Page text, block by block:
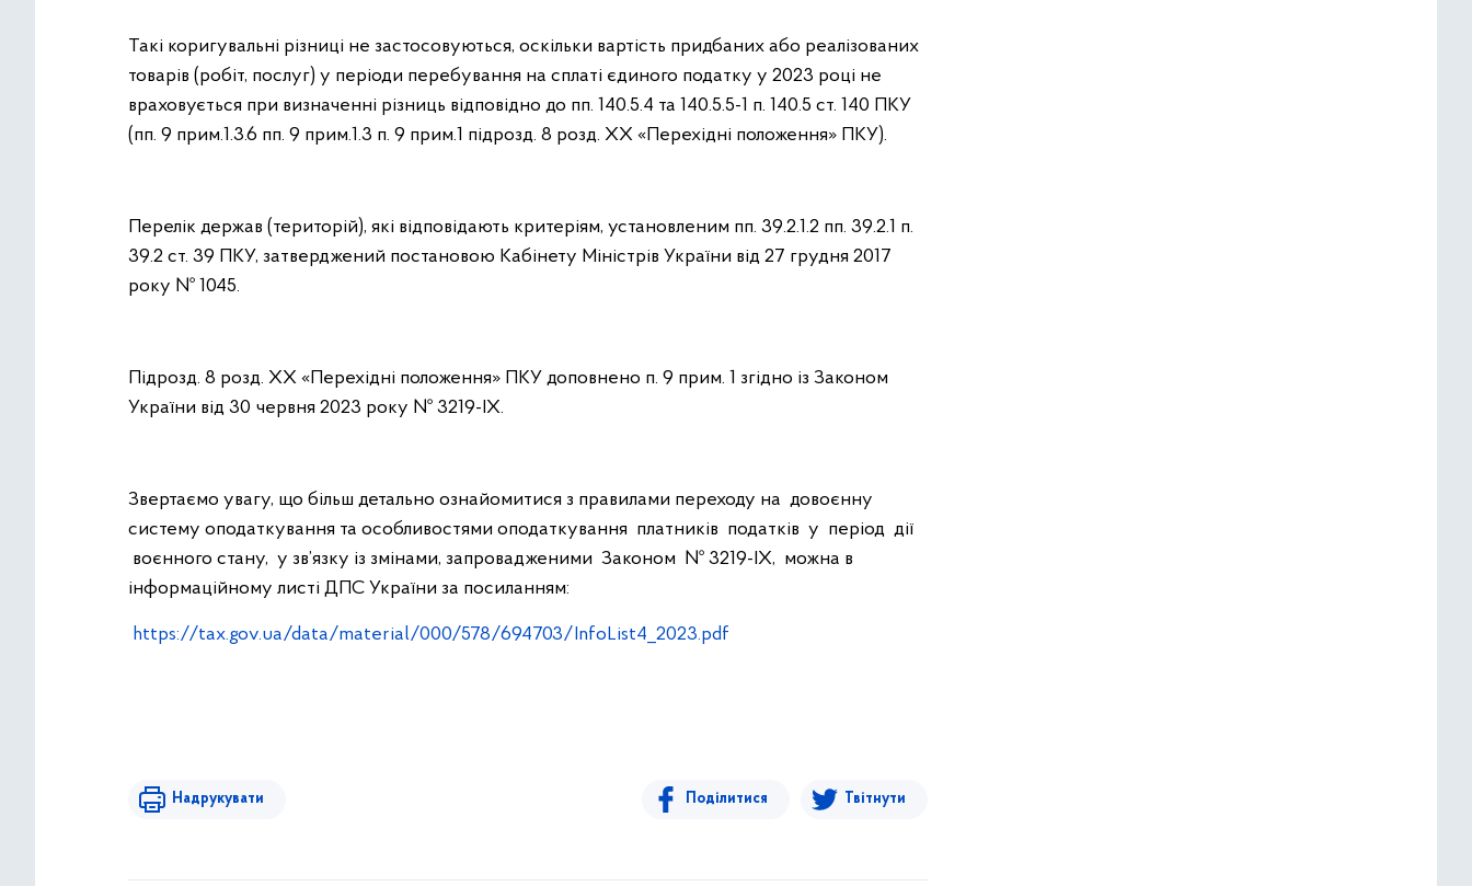
Такі коригувальні різниці не застосовуються, оскільки вартість придбаних або реалізованих
товарів (робіт, послуг) у періоди перебування на сплаті єдиного податку у 2023 році не
враховується при визначенні різниць відповідно до пп. 140.5.4 та 140.5.5-1 п. 140.5 ст. 140 ПКУ
(пп. 9 прим.1.3.6 пп. 9 прим.1.3 п. 9 прим.1 підрозд. 8 розд. ХХ «Перехідні положення» ПКУ).
Перелік держав (територій), які відповідають критеріям, установленим пп. 39.2.1.2 пп. 39.2.1 п.
39.2 ст. 39 ПКУ, затверджений постановою Кабінету Міністрів України від 27 грудня 2017
року № 1045.
Підрозд. 8 розд. ХХ «Перехідні положення» ПКУ доповнено п. 9 прим. 1 згідно із Законом
України від 30 червня 2023 року № 3219-ІХ.
Звертаємо увагу, що більш детально ознайомитися з правилами переходу на довоєнну
систему оподаткування та особливостями оподаткування платників податків у період дії
воєнного стану, у зв’язку із змінами, запровадженими Законом № 3219-ІХ, можна в
інформаційному листі ДПС України за посиланням:
https://tax.gov.ua/data/material/000/578/694703/InfoList4_2023.pdf
Надрукувати Поділитися Твітнути